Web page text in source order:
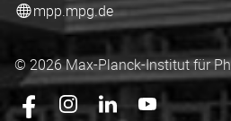
mpp.mpg.de
© 2026 Max-Planck-Institut für
Das mpp.mpg.de auf Facebook
Das mpp.mpg.de auf
Das mpp.mpg.de
Das